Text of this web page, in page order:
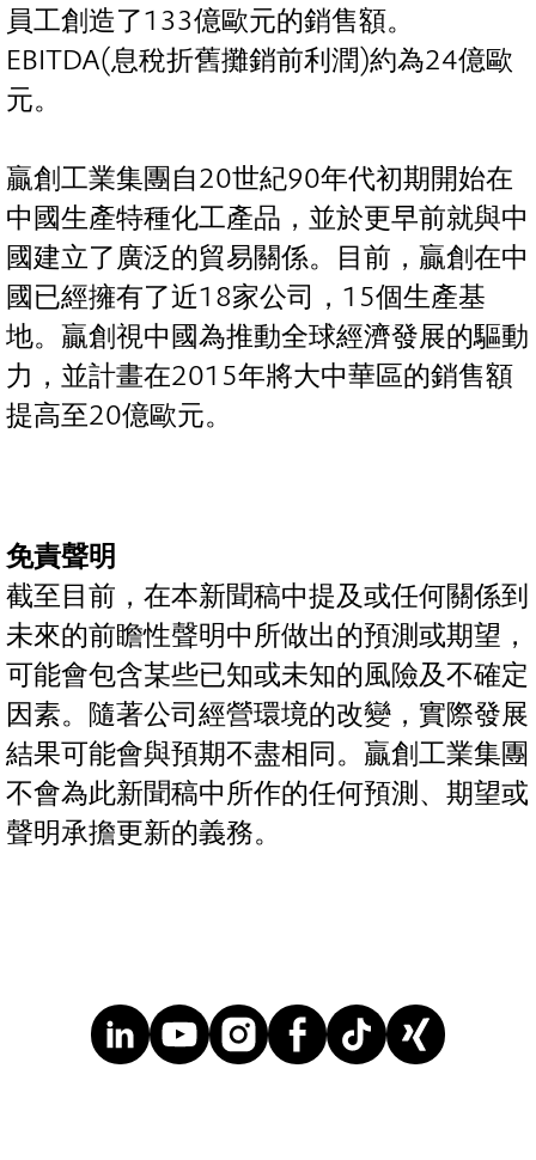
員工創造了133億歐元的銷售額。
EBITDA(息稅折舊攤銷前利潤)約為24億歐
元。
贏創工業集團自20世紀90年代初期開始在
中國生產特種化工產品，並於更早前就與中
國建立了廣泛的貿易關係。目前，贏創在中
國已經擁有了近18家公司，15個生產基
地。贏創視中國為推動全球經濟發展的驅動
力，並計畫在2015年將大中華區的銷售額
提高至20億歐元。
免責聲明
截至目前，在本新聞稿中提及或任何關係到
未來的前瞻性聲明中所做出的預測或期望，
可能會包含某些已知或未知的風險及不確定
因素。隨著公司經營環境的改變，實際發展
結果可能會與預期不盡相同。贏創工業集團
不會為此新聞稿中所作的任何預測、期望或
聲明承擔更新的義務。